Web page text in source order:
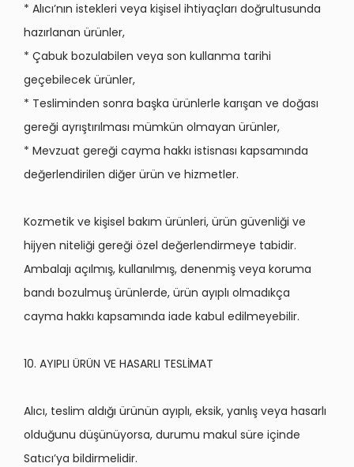
* Alıcı’nın istekleri veya kişisel ihtiyaçları doğrultusunda
hazırlanan ürünler,
* Çabuk bozulabilen veya son kullanma tarihi
geçebilecek ürünler,
* Tesliminden sonra başka ürünlerle karışan ve doğası
gereği ayrıştırılması mümkün olmayan ürünler,
* Mevzuat gereği cayma hakkı istisnası kapsamında
değerlendirilen diğer ürün ve hizmetler.
Kozmetik ve kişisel bakım ürünleri, ürün güvenliği ve
hijyen niteliği gereği özel değerlendirmeye tabidir.
Ambalajı açılmış, kullanılmış, denenmiş veya koruma
bandı bozulmuş ürünlerde, ürün ayıplı olmadıkça
cayma hakkı kapsamında iade kabul edilmeyebilir.
10. AYIPLI ÜRÜN VE HASARLI TESLİMAT
Alıcı, teslim aldığı ürünün ayıplı, eksik, yanlış veya hasarlı
olduğunu düşünüyorsa, durumu makul süre içinde
Satıcı’ya bildirmelidir.